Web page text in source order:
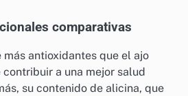
comparativas
más antioxidantes que el ajo
a una mejor salud
su contenido de alicina, que